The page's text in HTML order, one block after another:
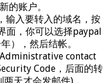
的账户。
输入要转入的域名，按
面，你可以选择paypal
），然后结帐。
contact
Code，后面的转
天才会发邮件) 。